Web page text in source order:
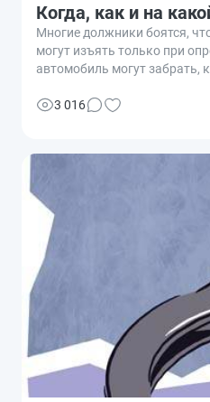
Когда, как и на
Многие должники боятся,
могут изъять только при
автомобиль могут забрать,
3 016